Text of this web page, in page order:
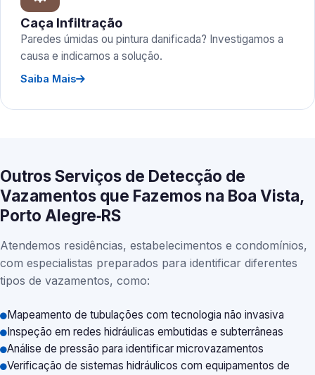
Caça Infiltração
Paredes úmidas ou pintura danificada? Investigamos a
causa e indicamos a solução.
Saiba Mais
Outros Serviços de Detecção de
Vazamentos que Fazemos na Boa Vista,
Porto Alegre‑RS
Atendemos residências, estabelecimentos e condomínios,
com especialistas preparados para identificar diferentes
tipos de vazamentos, como:
Mapeamento de tubulações com tecnologia não invasiva
Inspeção em redes hidráulicas embutidas e subterrâneas
Análise de pressão para identificar microvazamentos
Verificação de sistemas hidráulicos com equipamentos de